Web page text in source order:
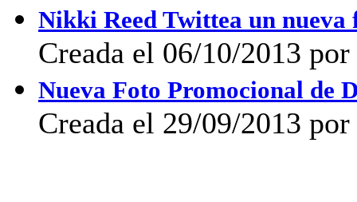
Nikki Reed Twittea un nueva
Creada el 06/10/2013
Nueva Foto Promocional de
Creada el 29/09/2013